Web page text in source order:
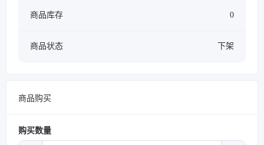
商品库存 0
商品状态 下架
商品购买
购买数量